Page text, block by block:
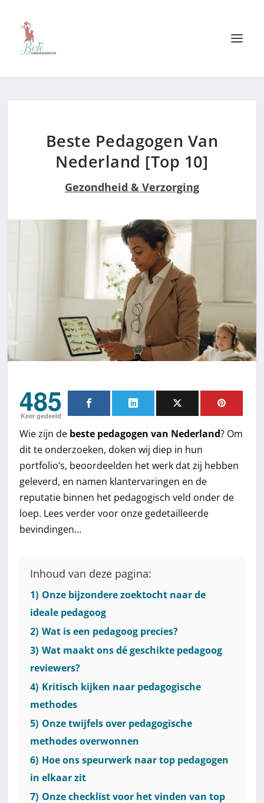
Beste Pedagogen Van
Nederland [Top 10]
Gezondheid & Verzorging
485
Keer gedeeld
Wie zijn de beste pedagogen van Nederland? Om
dit te onderzoeken, doken wij diep in hun
portfolio’s, beoordeelden het werk dat zij hebben
geleverd, en namen klantervaringen en de
reputatie binnen het pedagogisch veld onder de
loep. Lees verder voor onze gedetailleerde
bevindingen…
Inhoud van deze pagina:
1) Onze bijzondere zoektocht naar de
ideale pedagoog
2) Wat is een pedagoog precies?
3) Wat maakt ons dé geschikte pedagoog
reviewers?
4) Kritisch kijken naar pedagogische
methodes
5) Onze twijfels over pedagogische
methodes overwonnen
6) Hoe ons speurwerk naar top pedagogen
in elkaar zit
7) Onze checklist voor het vinden van top